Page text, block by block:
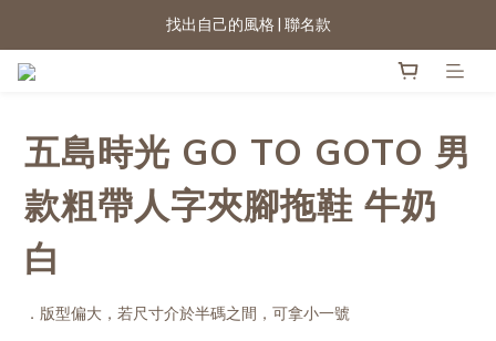
2026新色上市 | 快看
五島時光 GO TO GOTO 男
款粗帶人字夾腳拖鞋 牛奶
白
．版型偏大，若尺寸介於半碼之間，可拿小一號